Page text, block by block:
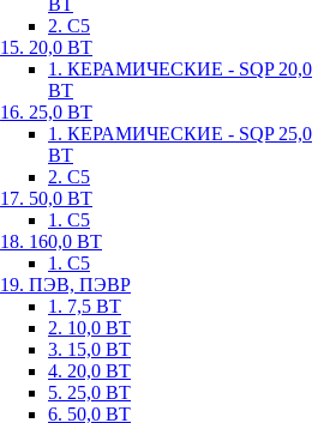
ВТ
2. С5
15. 20,0 ВТ
1. КЕРАМИЧЕСКИЕ - SQP 20,0
ВТ
16. 25,0 ВТ
1. КЕРАМИЧЕСКИЕ - SQP 25,0
ВТ
2. С5
17. 50,0 ВТ
1. С5
18. 160,0 ВТ
1. С5
19. ПЭВ, ПЭВР
1. 7,5 ВТ
2. 10,0 ВТ
3. 15,0 ВТ
4. 20,0 ВТ
5. 25,0 ВТ
6. 50,0 ВТ